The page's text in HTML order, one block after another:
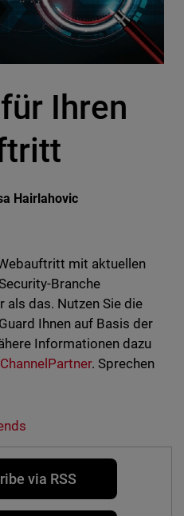
Ihren
Hairlahovic
on Reddit
mit aktuellen
Branche
als das. Nutzen Sie die
Ihnen auf Basis der
Informationen dazu
. Sprechen
via RSS